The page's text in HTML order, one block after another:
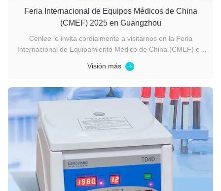
Feria Internacional de Equipos Médicos de China
(CMEF) 2025 en Guangzhou
Cenlee le invita cordialmente a visitarnos en la Feria
Internacional de Equipamiento Médico de China (CMEF) en
5.2A40
Visión más